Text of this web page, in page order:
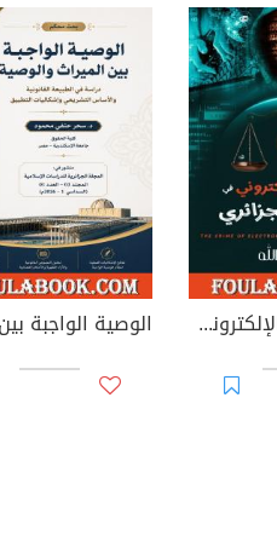
جريمة الابتزاز الإلكتروني في القانون الجزائري